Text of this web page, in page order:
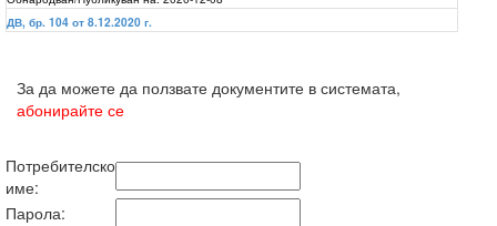
ДВ, бр. 104 от 8.12.2020 г.
За да можете да ползвате документите в системата,
абонирайте се
Потребителско
име:
Парола: